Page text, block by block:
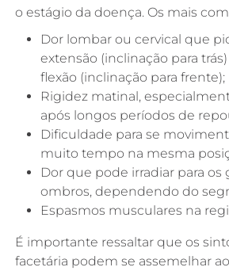
o estágio da doença. Os mais
Dor lombar ou cervical que
extensão (inclinação para
flexão (inclinação para frente);
Rigidez matinal,
após longos períodos de
Dificuldade para se
muito tempo na mesma
Dor que pode irradiar para os
ombros, dependendo do
Espasmos musculares na
É importante ressaltar que os
facetária podem se assemelhar